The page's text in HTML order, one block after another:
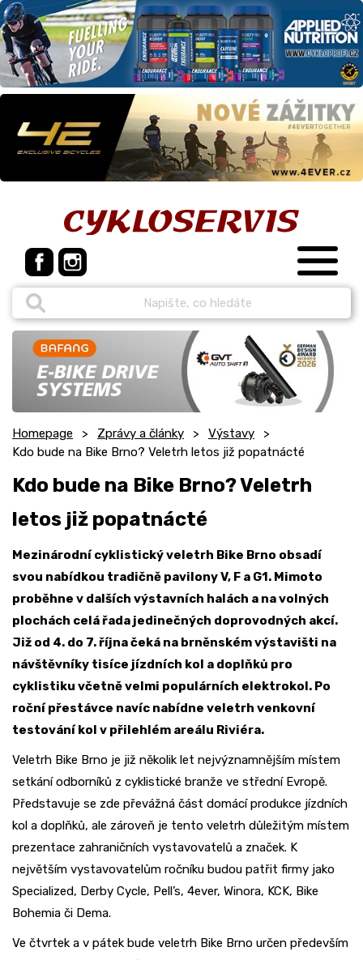
Homepage Zprávy a články
Výstavy
Kdo bude na Bike Brno? Veletrh letos již popatnácté
Kdo bude na Bike Brno? Veletrh
letos již popatnácté
Mezinárodní cyklistický veletrh Bike Brno obsadí
svou nabídkou tradičně pavilony V, F a G1. Mimoto
proběhne v dalších výstavních halách a na volných
plochách celá řada jedinečných doprovodných akcí.
Již od 4. do 7. října čeká na brněnském výstavišti na
návštěvníky tisíce jízdních kol a doplňků pro
cyklistiku včetně velmi populárních elektrokol. Po
roční přestávce navíc nabídne veletrh venkovní
testování kol v přilehlém areálu Riviéra.
Veletrh Bike Brno je již několik let nejvýznamnějším místem
setkání odborníků z cyklistické branže ve střední Evropě.
Představuje se zde převážná část domácí produkce jízdních
kol a doplňků, ale zároveň je tento veletrh důležitým místem
prezentace zahraničních vystavovatelů a značek. K
největším vystavovatelům ročníku budou patřit firmy jako
Specialized, Derby Cycle, Pell’s, 4ever, Winora, KCK, Bike
Bohemia či Dema.
Ve čtvrtek a v pátek bude veletrh Bike Brno určen především